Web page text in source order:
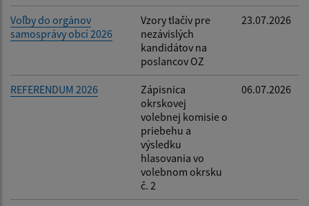
Voľby do orgánov
samosprávy obcí 2026
Vzory tlačív pre
nezávislých
kandidátov na
poslancov OZ
23.07.2026
REFERENDUM 2026
Zápisnica
okrskovej
volebnej komisie o
priebehu a
výsledku
hlasovania vo
volebnom okrsku
č. 2
06.07.2026